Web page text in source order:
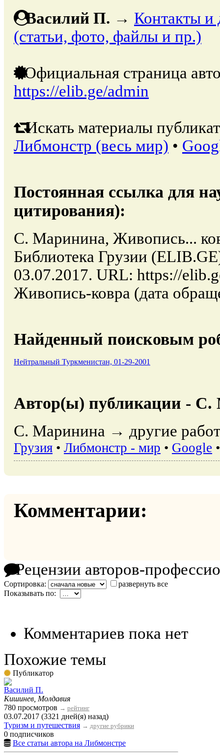
Вacилий П. → Контакты и
(статьи, фото, файлы и пр.)
Официальная страница
https://elib.ge/admin
Искать материалы
Либмонстр (весь мир) •
Постоянная ссылка для
цитирования):
С. Маринина, Живопись...
Библиотека Грузии
03.07.2017. URL: https://
Живопись-ковра (дата
Найденный поисковым
Нейтральный Туркменистан, 01-29-2001
Автор(ы) публикации -
С. Маринина → другие
Грузия • Либмонстр - мир • Google
Комментарии:
Рецензии авторов-
Сортировка:
развернуть все
Показывать по:
Комментариев пока нет
Похожие темы
Публикатор
Вacилий П.
Кишинев, Молдавия
780 просмотров → рейтинг
03.07.2017 (3321 дней(я) назад)
Туризм и путешествия → другие рубрики
0 подписчиков
Все статьи автора на Либмонстре